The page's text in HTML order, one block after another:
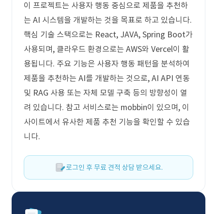
이 프로젝트는 사용자 행동 중심으로 제품을 추천하
는 AI 시스템을 개발하는 것을 목표로 하고 있습니다.
핵심 기술 스택으로는 React, JAVA, Spring Boot가
사용되며, 클라우드 환경으로는 AWS와 Vercel이 활
용됩니다. 주요 기능은 사용자 행동 패턴을 분석하여
제품을 추천하는 AI를 개발하는 것으로, AI API 연동
및 RAG 사용 또는 자체 모델 구축 등의 방향성이 열
려 있습니다. 참고 서비스로는 mobbin이 있으며, 이
사이트에서 유사한 제품 추천 기능을 확인할 수 있습
니다.
로그인 후 무료 견적 상담 받으세요.